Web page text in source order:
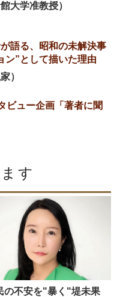
大学准教授）
が語る、昭和の未解決事
ン”として描いた理由
）
ビュー企画「著者に聞
す
の不安を"暴く"堤未果